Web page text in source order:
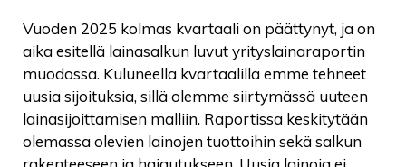
Vuoden 2025 kolmas kvartaali on päättynyt, ja on
aika esitellä lainasalkun luvut yrityslainaraportin
muodossa. Kuluneella kvartaalilla emme tehneet
uusia sijoituksia, sillä olemme siirtymässä uuteen
lainasijoittamisen malliin. Raportissa keskitytään
olemassa olevien lainojen tuottoihin sekä salkun